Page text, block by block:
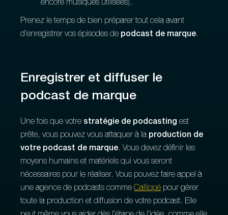
encore musiques utilisées).
Prenez le temps de bien préparer tout cela avant
d’enregistrer vos épisodes de podcast de marque.
Enregistrer et diffuser le
podcast de marque
Une fois que votre stratégie de podcasting est
prête, vous pouvez vous attaquer à la production de
votre podcast de marque. Vous devez définir les
moyens humains et matériels qui vous seront
nécessaires pour le réaliser. Vous pouvez faire appel à
une agence de podcasts commeCalliopé pour gérer
toute la production et diffusion de votre podcast. Elle